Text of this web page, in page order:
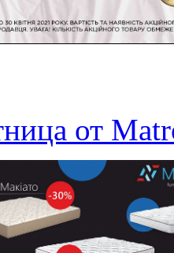
от